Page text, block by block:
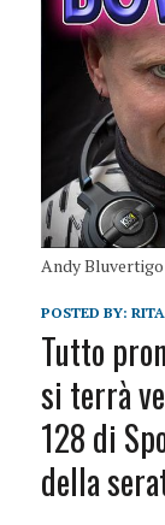
Andy Bluvertigo
POSTED BY:
Tutto
si terrà
128 di
della